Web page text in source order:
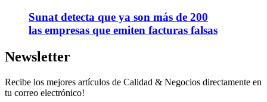
Sunat detecta que ya son más de 200
las empresas que emiten facturas falsas
Newsletter
Recibe los mejores artículos de Calidad & Negocios directamente en
tu correo electrónico!